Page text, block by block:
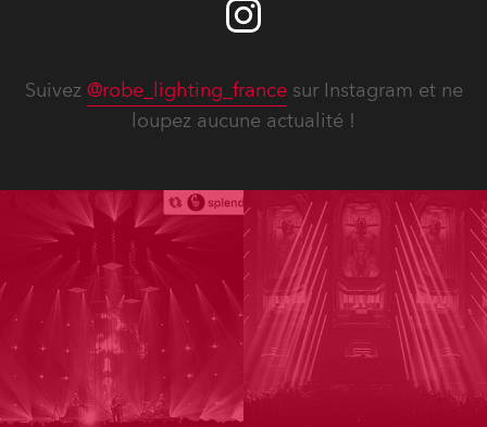
Suivez @robe_lighting_francesur Instagram et ne
loupez aucune actualité !